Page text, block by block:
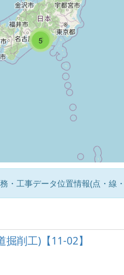
3
8
5
工事データ位置情報(点・線
削工)【11‐02】